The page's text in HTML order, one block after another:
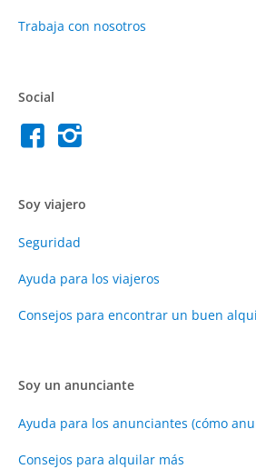
Trabaja con nosotros
Social
Soy viajero
Seguridad
Ayuda para los viajeros
Consejos para encontrar un buen
Soy un anunciante
Ayuda para los anunciantes (cómo
Consejos para alquilar más